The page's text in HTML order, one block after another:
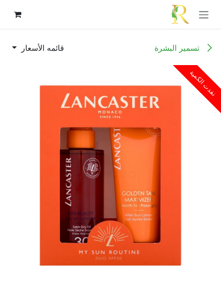
تخطي للذهاب إلى المحتوى
تسمير البشرة قائمه الأسعار
نفدت الكمية